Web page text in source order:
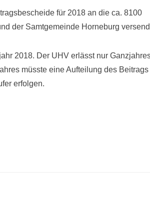
für 2018 an die ca. 8100
der Samtgemeinde Horneburg
2018. Der UHV erlässt nur
müsste eine Aufteilung des Beitrags
erfolgen.